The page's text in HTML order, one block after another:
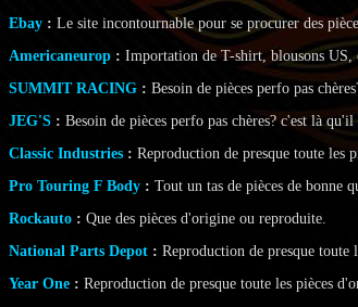
Ebay : Le site incontournable pour se procurer des
Americaneurop : Importation de T-shirt, blousons US,
SUMMIT RACING : Besoin de pièces perfo pas
JEG'S : Besoin de pièces perfo pas chères? c'est là
Classic Industries : Reproduction de presque toute les
Pro Touring F Body : Tout un tas de pièces de bonne
Rockauto : Que des pièces d'origine ou reproduite.
National Parts Depot : Reproduction de presque
Year One : Reproduction de presque toute les pièces